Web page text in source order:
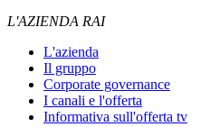
L'AZIENDA RAI
L'azienda
Il gruppo
Corporate governance
I canali e l'offerta
Informativa sull'offerta tv